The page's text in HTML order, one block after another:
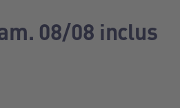
08/08 inclus